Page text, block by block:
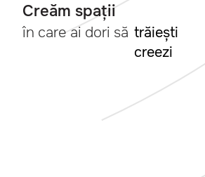
Creăm spații
în care ai dori să trăiești
creezi
iubești